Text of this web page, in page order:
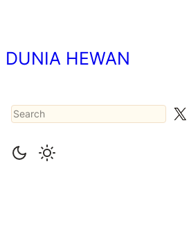
konten
DUNIA HEWAN
Search X